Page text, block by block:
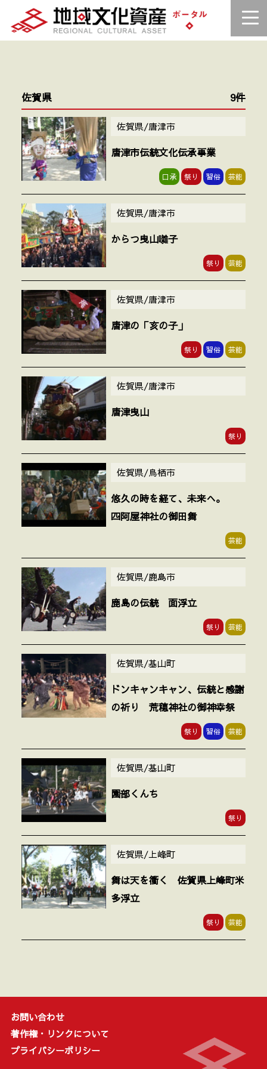
佐賀県 9件
佐賀県/唐津市
唐津市伝統文化伝承事業
口承 祭り 習俗 芸能
佐賀県/唐津市
からつ曳山囃子
祭り 芸能
佐賀県/唐津市
唐津の「亥の子」
祭り 習俗 芸能
佐賀県/唐津市
唐津曳山
祭り
佐賀県/鳥栖市
悠久の時を経て、未来へ。
四阿屋神社の御田舞
芸能
佐賀県/鹿島市
鹿島の伝統 面浮立
祭り 芸能
佐賀県/基山町
ドンキャンキャン、伝統と感謝
の祈り 荒穂神社の御神幸祭
祭り 習俗 芸能
佐賀県/基山町
園部くんち
祭り
佐賀県/上峰町
舞は天を衝く 佐賀県上峰町米
多浮立
祭り 芸能
お問い合わせ
著作権・リンクについて
プライバシーポリシー